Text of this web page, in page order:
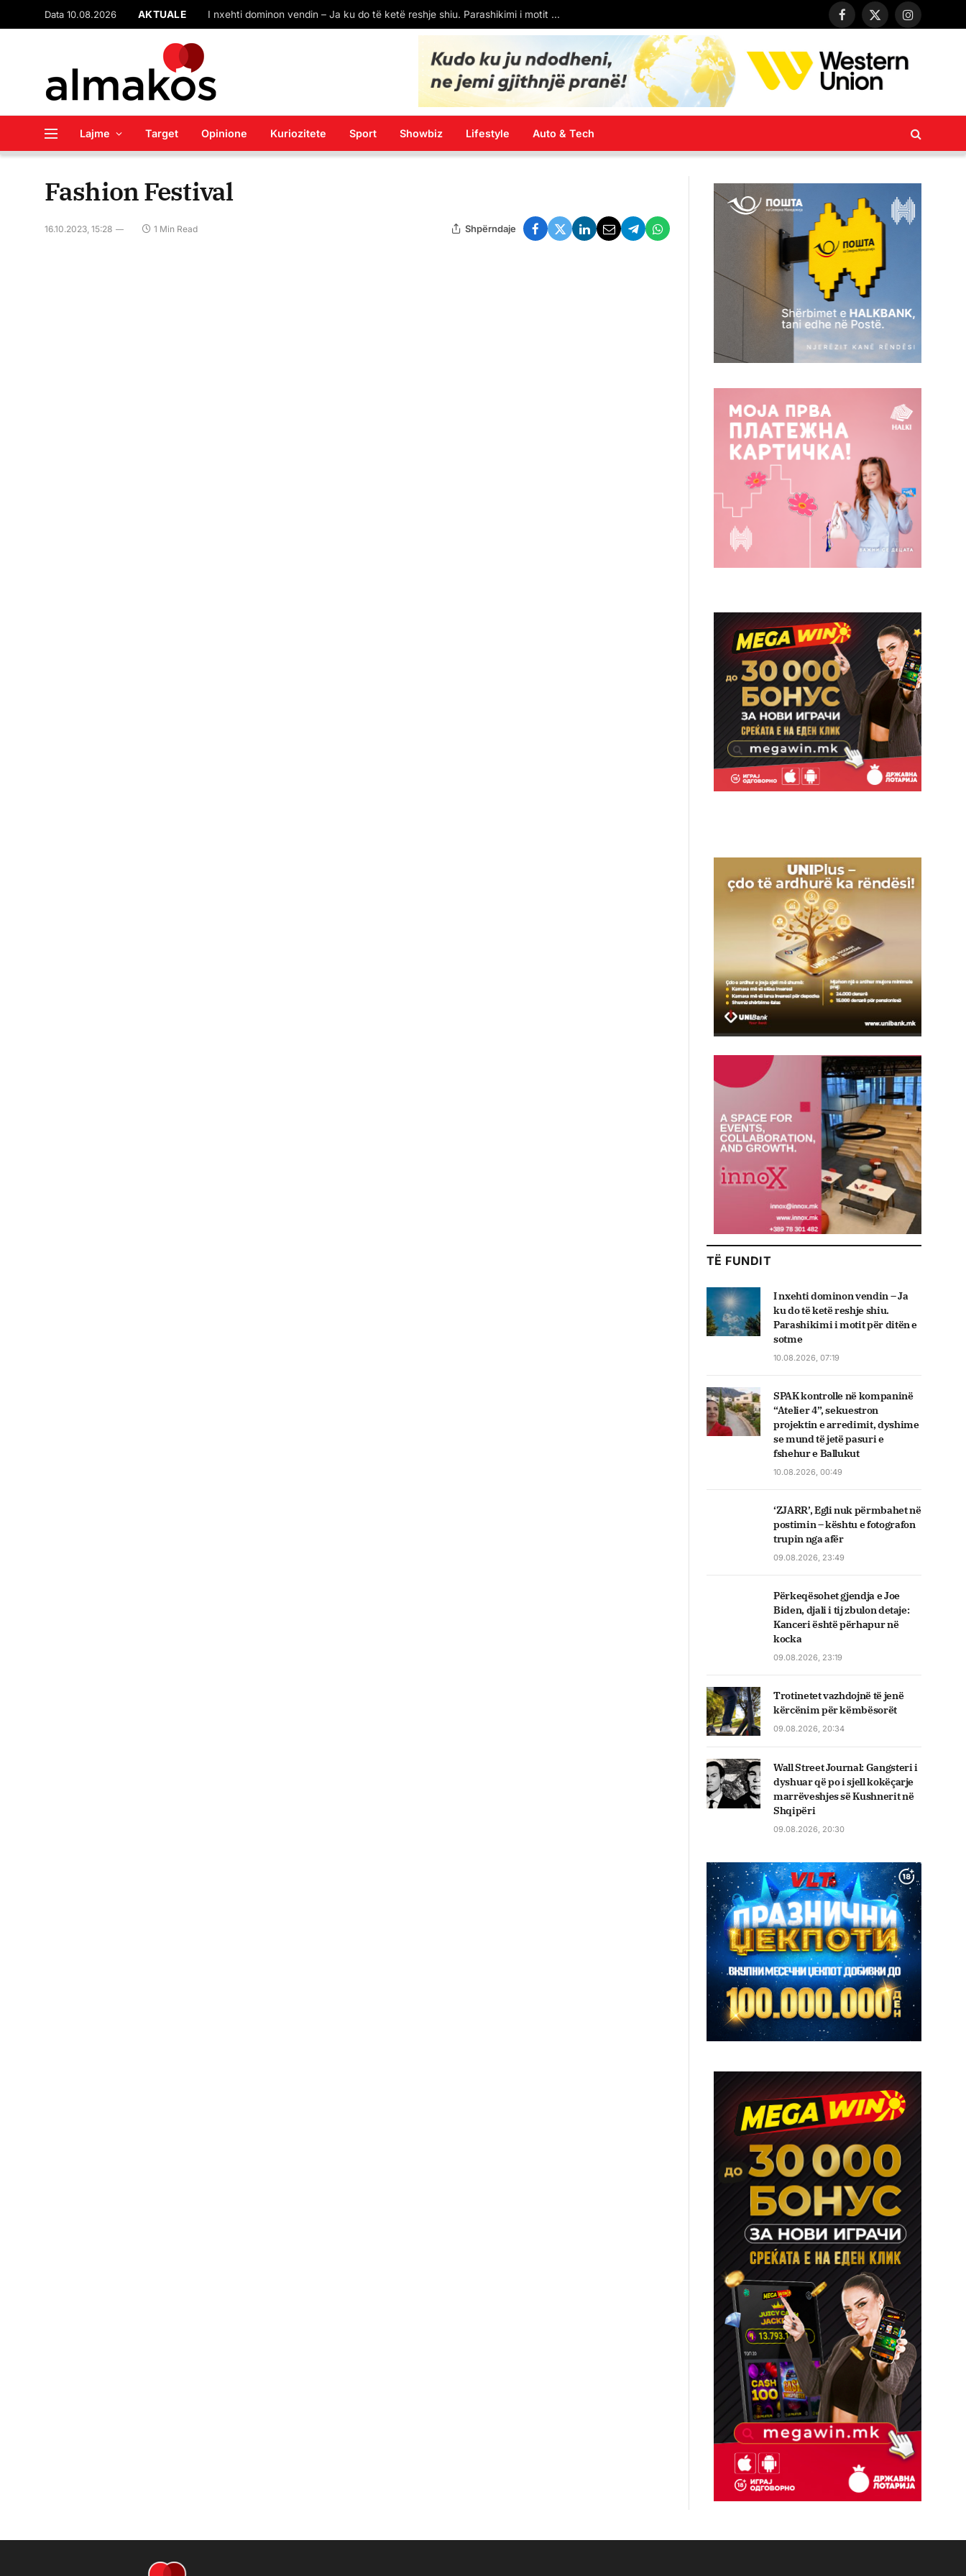
Data 10.08.2026 AKTUALE SPAK kontrolle në kompaninë “Atelier 4”, sekuestron projektin e arredimit, dyshime se mund të jetë pasuri e fshehur e Ballukut
Facebook
X
Instagram
Lajme Target Opinione Kuriozitete Sport Showbiz Lifestyle Auto & Tech
Fashion Festival
16.10.2023, 15:28 1 Min Read Shpërndaje
TË FUNDIT
I nxehti dominon vendin – Ja
ku do të ketë reshje shiu.
Parashikimi i motit për ditën e
sotme
10.08.2026, 07:19
SPAK kontrolle në kompaninë
“Atelier 4”, sekuestron
projektin e arredimit, dyshime
se mund të jetë pasuri e
fshehur e Ballukut
10.08.2026, 00:49
‘ZJARR’, Egli nuk përmbahet në
postimin – kështu e fotografon
trupin nga afër
09.08.2026, 23:49
Përkeqësohet gjendja e Joe
Biden, djali i tij zbulon detaje:
Kanceri është përhapur në
kocka
09.08.2026, 23:19
Trotinetet vazhdojnë të jenë
kërcënim për këmbësorët
09.08.2026, 20:34
Wall Street Journal: Gangsteri i
dyshuar që po i sjell kokëçarje
marrëveshjes së Kushnerit në
Shqipëri
09.08.2026, 20:30